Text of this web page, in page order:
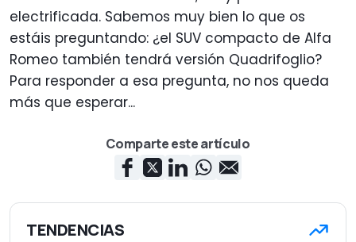
electrificada. Sabemos muy bien lo que os
estáis preguntando: ¿el SUV compacto de Alfa
Romeo también tendrá versión Quadrifoglio?
Para responder a esa pregunta, no nos queda
más que esperar...
Comparte este artículo
TENDENCIAS